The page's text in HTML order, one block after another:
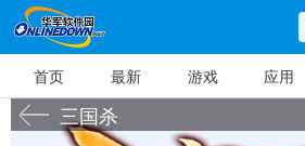
首页 最新 游戏 应用
三国杀